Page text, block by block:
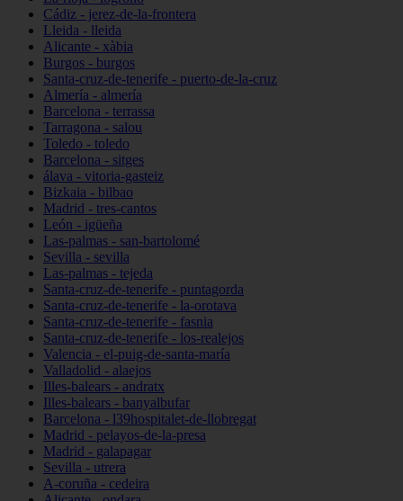
Cádiz - jerez-de-la-frontera
Lleida - lleida
Alicante - xàbia
Burgos - burgos
Santa-cruz-de-tenerife - puerto-de-la-cruz
Almería - almería
Barcelona - terrassa
Tarragona - salou
Toledo - toledo
Barcelona - sitges
álava - vitoria-gasteiz
Bizkaia - bilbao
Madrid - tres-cantos
León - igüeña
Las-palmas - san-bartolomé
Sevilla - sevilla
Las-palmas - tejeda
Santa-cruz-de-tenerife - puntagorda
Santa-cruz-de-tenerife - la-orotava
Santa-cruz-de-tenerife - fasnia
Santa-cruz-de-tenerife - los-realejos
Valencia - el-puig-de-santa-maría
Valladolid - alaejos
Illes-balears - andratx
Illes-balears - banyalbufar
Barcelona - l39hospitalet-de-llobregat
Madrid - pelayos-de-la-presa
Madrid - galapagar
Sevilla - utrera
A-coruña - cedeira